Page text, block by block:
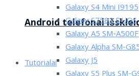
Android telefonai
Tutorialai
Galaxy S4 Mini I9195
Galaxy S7582 DUOS
Galaxy A5 SM-A500F
Galaxy Alpha SM-
Galaxy J5